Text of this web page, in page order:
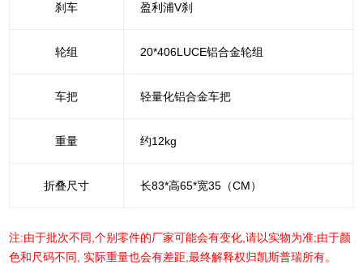
刹车 盈利浦V刹
轮组 20*406LUCE铝合金轮组
车把 轻量化铝合金车把
重量 约12kg
折叠尺寸 长83*高65*宽35（CM）
注:由于批次不同,个别零件的厂家可能会有变化,请以实物为准;由于颜
色和尺码不同, 实际重量也会有差距,最终解释权归凯斯普瑞所有。